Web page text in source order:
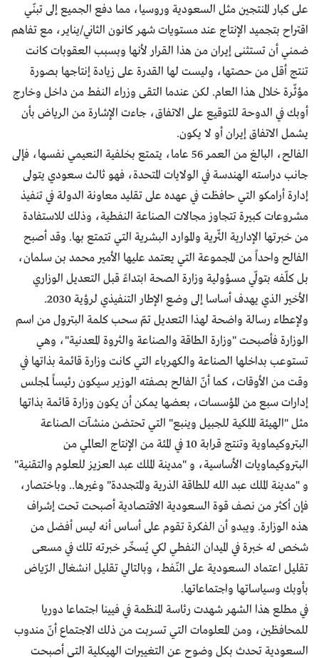
على كبار المنتجين مثل السعودية وروسيا، مما دفع الجميع إلى تبنّي
اقتراح بتجميد الإنتاج عند مستويات شهر كانون الثاني/يناير، مع تفاهم
ضمني أن تستثنى إيران من هذا القرار لأنها وبسبب العقوبات كانت
تنتج أقل من حصتها، وليست لها القدرة على زيادة إنتاجها بصورة
مؤثّرة خلال هذا العام. لكن عندما التقى وزراء النفط من داخل وخارج
أوبك في الدوحة للتوقيع على الاتفاق، جاءت الإشارة من الرياض بأن
يشمل الاتفاق إيران أو لا يكون.
الفالح، البالغ من العمر 56 عاما، يتمتع بخلفية النعيمي نفسها، فإلى
جانب دراسته الهندسة في الولايات المتحدة، فهو ثالث سعودي يتولى
إدارة أرامكو التي حافظت في عهده على تقليد معاونة الدولة في تنفيذ
مشروعات كبيرة تتجاوز مجالات الصناعة النفطية، وذلك للاستفادة
من خبرتها الإدارية الثّرية والموارد البشرية التي تتمتع بها. وقد أصبح
الفالح واحداً من المجموعة التي يعتمد عليها الأمير محمد بن سلمان،
بل كلّفه بتولّي مسؤولية وزارة الصحة ابتداءً قبل التعديل الوزاري
الأخير الذي يهدف أساسا إلى وضع الإطار التنفيذي لرؤية 2030.
ولإعطاء رسالة واضحة لهذا التعديل تمّ سحب كلمة البترول من اسم
الوزارة فأصبحت "وزارة الطاقة والصناعة والثروة المعدنية"، وهي
تستوعب بداخلها الصناعة والكهرباء التي كانت وزارة قائمة بذاتها في
وقت من الأوقات، كما أنّ الفالح بصفته الوزير سيكون رئيساً لمجلس
إدارات سبع من المؤسسات، بعضها يمكن أن يكون وزارة قائمة بذاتها
مثل "الهيئة الملكية للجبيل وينبع" التي تحتضن منشآت الصناعة
البتروكيماوية وتنتج قرابة 10 في المئة من الإنتاج العالمي من
البتروكيماويات الأساسية، و "مدينة الملك عبد العزيز للعلوم والتقنية"
و "مدينة الملك عبد الله للطاقة الذرية والمتجددة" وغيرها.. وباختصار،
فإن أكثر من نصف قوة السعودية الاقتصادية أصبحت تحت إشراف
هذه الوزارة. ويبدو أن الفكرة تقوم على أساس أنه ليس أفضل من
شخص له خبرة في الميدان النفطي لكي يُسخّر خبرته تلك في مسعى
تقليل اعتماد السعودية على النّفط، وبالتالي تقليل انشغال الرّياض
بأوبك وسياساتها واجتماعاتها.
في مطلع هذا الشهر شهدت رئاسة المنظمة في فيينا اجتماعا دوريا
للمحافظين، ومن المعلومات التي تسربت من ذلك الاجتماع أنّ مندوب
السعودية تحدث بكل وضوح عن التغييرات الهيكلية التي أصبحت